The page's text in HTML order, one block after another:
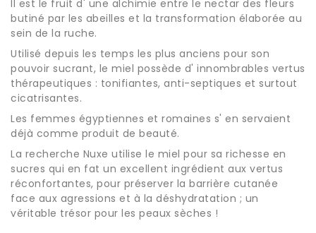
Il est le fruit d' une alchimie entre le nectar des fleurs
butiné par les abeilles et la transformation élaborée au
sein de la ruche.
Utilisé depuis les temps les plus anciens pour son
pouvoir sucrant, le miel possède d' innombrables vertus
thérapeutiques : tonifiantes, anti-septiques et surtout
cicatrisantes.
Les femmes égyptiennes et romaines s' en servaient
déjà comme produit de beauté.
La recherche Nuxe utilise le miel pour sa richesse en
sucres qui en fat un excellent ingrédient aux vertus
réconfortantes, pour préserver la barrière cutanée
face aux agressions et à la déshydratation ; un
véritable trésor pour les peaux sèches !